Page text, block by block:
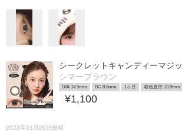
シークレットキャンディーマジ
シマーブラウン
DIA 14.5mm BC 8.8mm 1ヶ月 着色直径 13.8mm
¥1,100
2023年11月26日投稿